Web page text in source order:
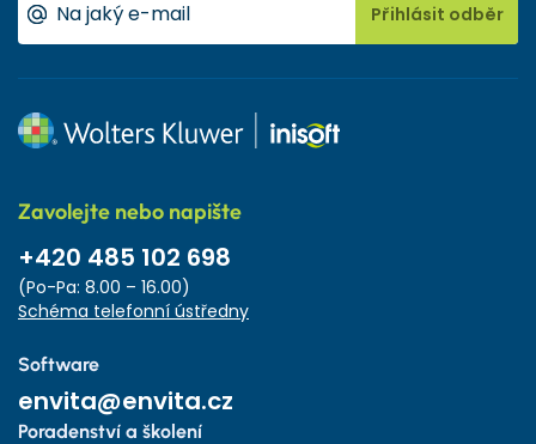
Přihlásit odběr
Zavolejte nebo napište
+420 485 102 698
(Po-Pa: 8.00 – 16.00)
Schéma telefonní ústředny
Software
envita@envita.cz
Poradenství a školení